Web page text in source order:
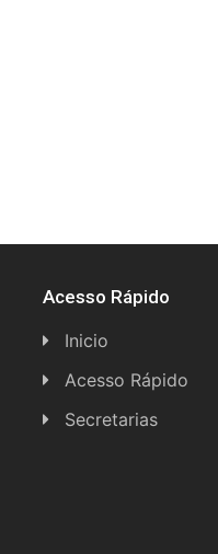
Acesso Rápido
Inicio
Acesso Rápido
Concursos
Secretarias